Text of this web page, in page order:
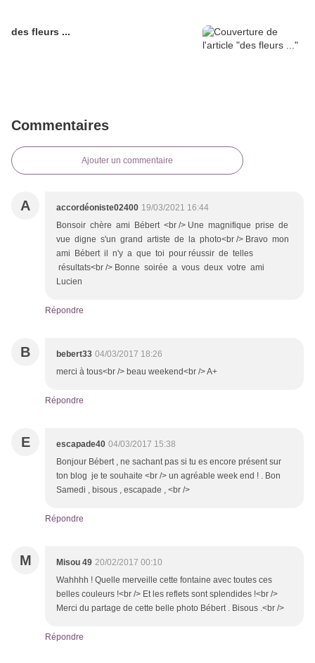
des fleurs ...
Commentaires
Ajouter un commentaire
A accordéoniste02400 19/03/2021 16:44
Bonsoir chère ami Bébert <br /> Une magnifique prise de
vue digne s'un grand artiste de la photo<br /> Bravo mon
ami Bébert il n'y a que toi pour réussir de telles
résultats<br /> Bonne soirée a vous deux votre ami
Lucien
Répondre
B bebert33 04/03/2017 18:26
merci à tous<br /> beau weekend<br /> A+
Répondre
E escapade40 04/03/2017 15:38
Bonjour Bébert , ne sachant pas si tu es encore présent sur
ton blog je te souhaite <br /> un agréable week end ! . Bon
Samedi , bisous , escapade , <br />
Répondre
M Misou 49 20/02/2017 00:10
Wahhhh ! Quelle merveille cette fontaine avec toutes ces
belles couleurs !<br /> Et les reflets sont splendides !<br />
Merci du partage de cette belle photo Bébert . Bisous .<br />
Répondre